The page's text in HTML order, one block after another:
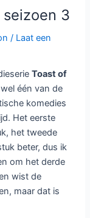
3
/ Laat een
Toast of
één van de
komedies
Het eerste
het tweede
beter, dus ik
om het derde
wist de
maar dat is